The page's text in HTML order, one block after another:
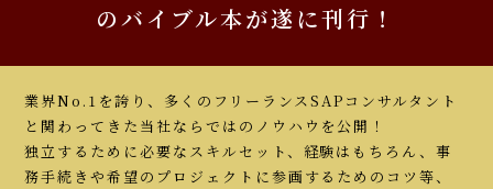
のバイブル本が遂に刊行！
業界No.1を誇り、多くのフリーランスSAPコンサルタント
と関わってきた当社ならではのノウハウを公開！
独立するために必要なスキルセット、経験はもちろん、事
務手続きや希望のプロジェクトに参画するためのコツ等、